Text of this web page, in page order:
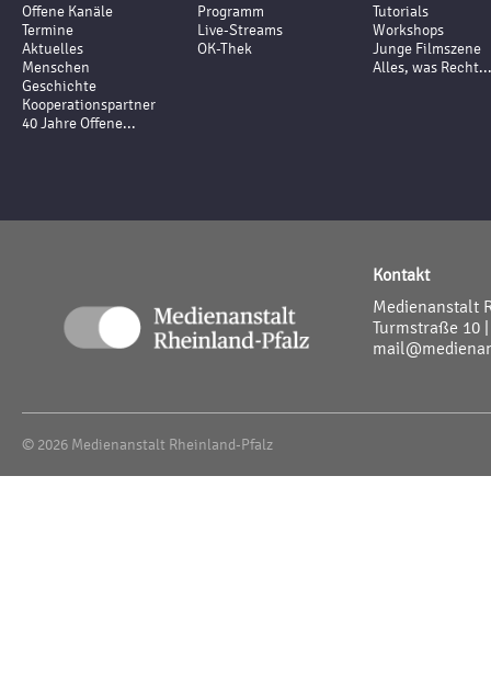
Offene Kanäle
Termine
Aktuelles
Menschen
Geschichte
Kooperationspartner
40 Jahre Offene...
Programm
Live-Streams
OK-Thek
Tutorials
Workshops
Junge Filmszene
Alles, was Recht...
Kontakt
Medienanstalt
Turmstraße 10
© 2026 Medienanstalt Rheinland-Pfalz